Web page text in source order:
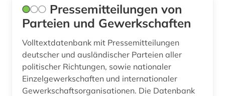
südamerika (1)
südostasien (3)
südosteuropa (2)
tagesgeschehen (1)
technik (1)
Pressemitteilungen von
Parteien und Gewerkschaften
Volltextdatenbank mit Pressemitteilungen
deutscher und ausländischer Parteien aller
politischer Richtungen, sowie nationaler
Einzelgewerkschaften und internationaler
Gewerkschaftsorganisationen. Die Datenbank